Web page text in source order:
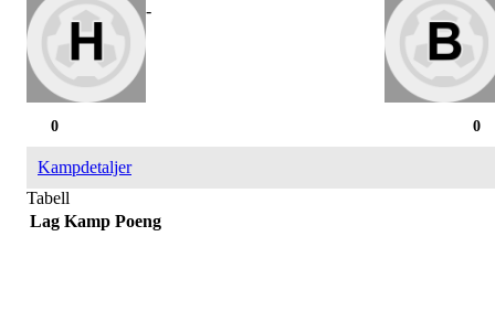
-
0
0
Kampdetaljer
Tabell
Lag Kamp Poeng